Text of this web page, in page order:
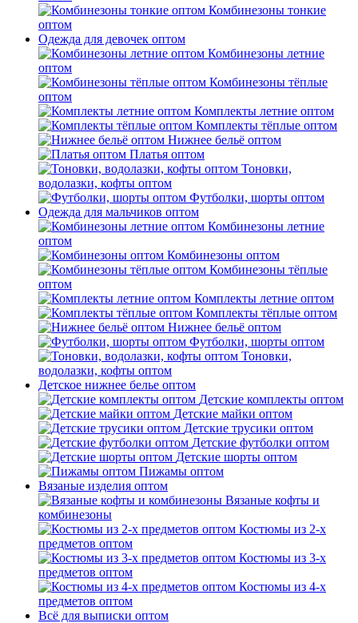
Комбинезоны тонкие
оптом
Одежда для девочек оптом
Комбинезоны летние
оптом
Комбинезоны тёплые
оптом
Комплекты летние оптом
Комплекты тёплые оптом
Нижнее бельё оптом
Платья оптом
Тоновки,
водолазки, кофты оптом
Футболки, шорты оптом
Одежда для мальчиков оптом
Комбинезоны летние
оптом
Комбинезоны оптом
Комбинезоны тёплые
оптом
Комплекты летние оптом
Комплекты тёплые оптом
Нижнее бельё оптом
Футболки, шорты оптом
Тоновки,
водолазки, кофты оптом
Детское нижнее белье оптом
Детские комплекты оптом
Детские майки оптом
Детские трусики оптом
Детские футболки оптом
Детские шорты оптом
Пижамы оптом
Вязаные изделия оптом
Вязаные кофты и
комбинезоны
Костюмы из 2-х
предметов оптом
Костюмы из 3-х
предметов оптом
Костюмы из 4-х
предметов оптом
Всё для выписки оптом